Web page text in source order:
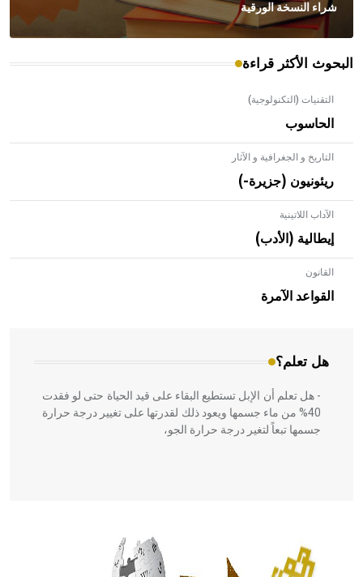
شراء النسخة الورقية
البحوث الأكثر قراءة
التقنيات (التكنولوجية)
الحاسوب
التاريخ و الجغرافية و الآثار
ريئونيون (جزيرة-)
الآداب اللاتينية
إيطالية (الأدب)
القانون
القواعد الآمرة
هل تعلم؟
- هل تعلم أن الأبلق نوع من الفنون الهندسية التي ارتبطت
بالعمارة الإسلامية في بلاد الشام ومصر خاصة، حيث يحرص
المعمار على بناء مداميكه وخاصة في الواجهات
- هل تعلم أن الإبل تستطيع البقاء على قيد الحياة حتى لو فقدت
40% من ماء جسمها ويعود ذلك لقدرتها على تغيير درجة حرارة
جسمها تبعاً لتغير درجة حرارة الجو،
الحكم، الأدلة، تنظيم التغذية، ورسالته في جروح الرأس. ويعود
له الفضل بأنه حرر الطب من الدين والفلسفة.